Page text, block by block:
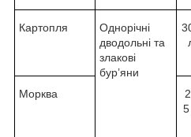
Картопля
Однорічні
дводольні та
злакові
бур’яни
Морква